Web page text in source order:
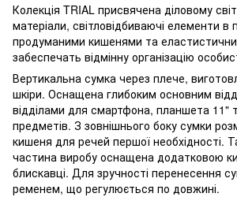
Колекція TRIAL присвячена діловому
матеріали, світловідбиваючі елементи в
продуманими кишенями та
забеспечать відмінну організацію
Вертикальна сумка через плече,
шкіри. Оснащена глибоким основним
відділами для смартфона, планшета 11"
предметів. З зовнішнього боку сумки
кишеня для речей першої необхідності.
частина виробу оснащена додатковою
блискавці. Для зручності перенесення
ременем, що регулюється по довжині.